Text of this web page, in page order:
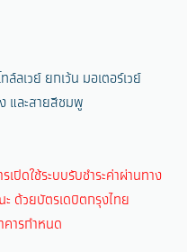
ลเวย์ ยกเว้น มอเตอร์เวย์
และสายสีชมพู
เปิดใช้ระบบรับชําระค่าผ่านทาง
ด้วยบัตรเดบิตกรุงไทย
ารกําหนด